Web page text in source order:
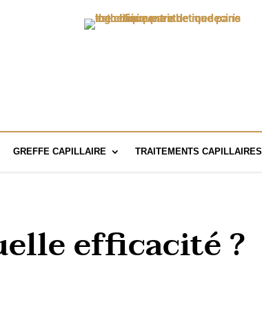
GREFFE CAPILLAIRE TRAITEMENTS CAPILLAIRES
efficacité ?